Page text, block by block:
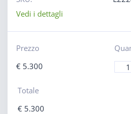
Vedi i dettagli
Prezzo
€5.300
Totale
€5.300